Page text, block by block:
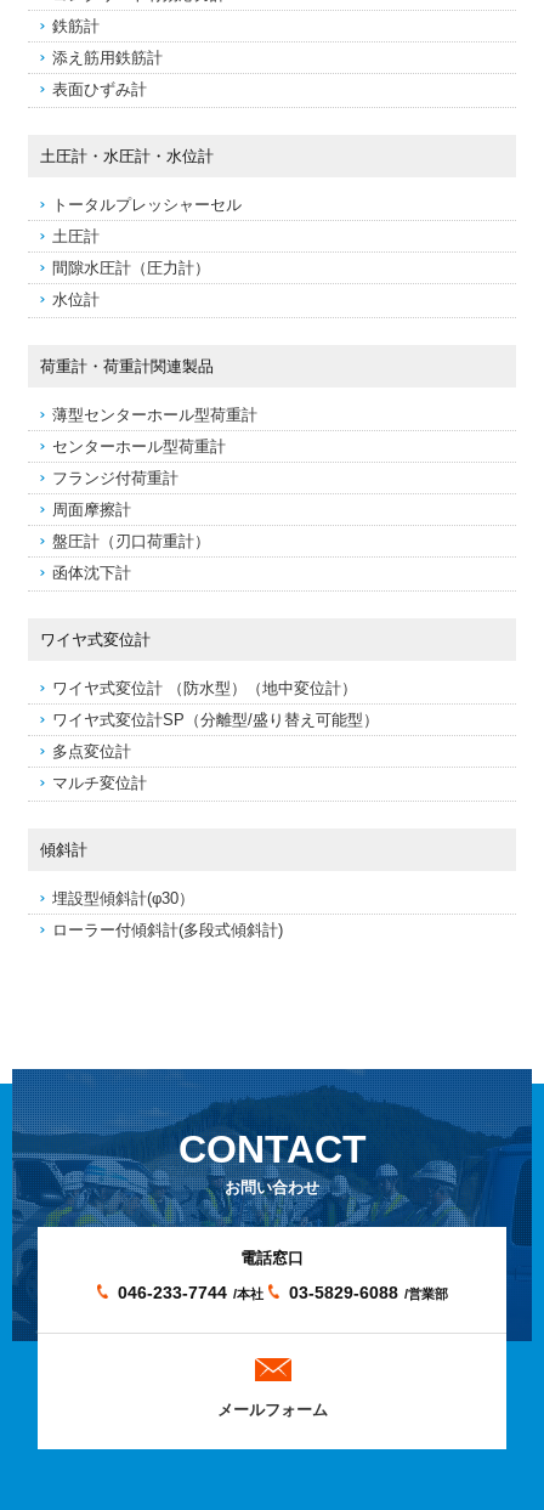
鉄筋計
添え筋用鉄筋計
表面ひずみ計
土圧計・水圧計・水位計
トータルプレッシャーセル
土圧計
間隙水圧計（圧力計）
水位計
荷重計・荷重計関連製品
薄型センターホール型荷重計
センターホール型荷重計
フランジ付荷重計
周面摩擦計
盤圧計（刃口荷重計）
函体沈下計
ワイヤ式変位計
ワイヤ式変位計 （防水型）（地中変位計）
ワイヤ式変位計SP（分離型/盛り替え可能型）
多点変位計
マルチ変位計
傾斜計
埋設型傾斜計(φ30）
ローラー付傾斜計(多段式傾斜計)
CONTACT
お問い合わせ
電話窓口
046-233-7744 /本社 03-5829-6088 /営業部
メールフォーム